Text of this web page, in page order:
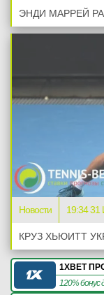
ЭНДИ МАРРЕЙ
Новости 19:34
КРУЗ ХЬЮИТТ
1XBET
120% бонус